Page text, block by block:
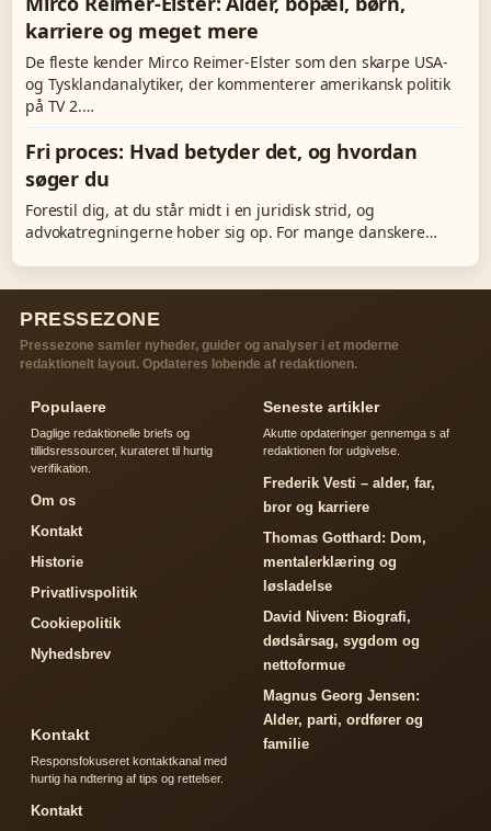
karriere og meget mere
De fleste kender Mirco Reimer-Elster som den skarpe USA-
og Tysklandanalytiker, der kommenterer amerikansk politik
på TV 2.…
Fri proces: Hvad betyder det, og hvordan
søger du
Forestil dig, at du står midt i en juridisk strid, og
advokatregningerne hober sig op. For mange danskere…
PRESSEZONE
Pressezone samler nyheder, guider og analyser i et moderne
redaktionelt layout. Opdateres lobende af redaktionen.
Populaere
Daglige redaktionelle briefs og
tillidsressourcer, kurateret til hurtig
verifikation.
Om os
Kontakt
Historie
Privatlivspolitik
Cookiepolitik
Nyhedsbrev
Seneste artikler
Akutte opdateringer gennemga s af
redaktionen for udgivelse.
Frederik Vesti – alder, far,
bror og karriere
Thomas Gotthard: Dom,
mentalerklæring og
løsladelse
David Niven: Biografi,
dødsårsag, sygdom og
nettoformue
Magnus Georg Jensen:
Alder, parti, ordfører og
familie
Kontakt
Responsfokuseret kontaktkanal med
hurtig ha ndtering af tips og rettelser.
Kontakt